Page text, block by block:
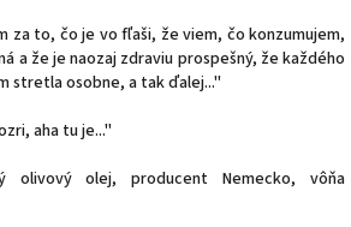
za to, čo je vo fľaši, že viem, čo konzumujem,
a že je naozaj zdraviu prospešný, že každého
stretla osobne, a tak ďalej..."
aha tu je..."
olivový olej, producent Nemecko, vôňa